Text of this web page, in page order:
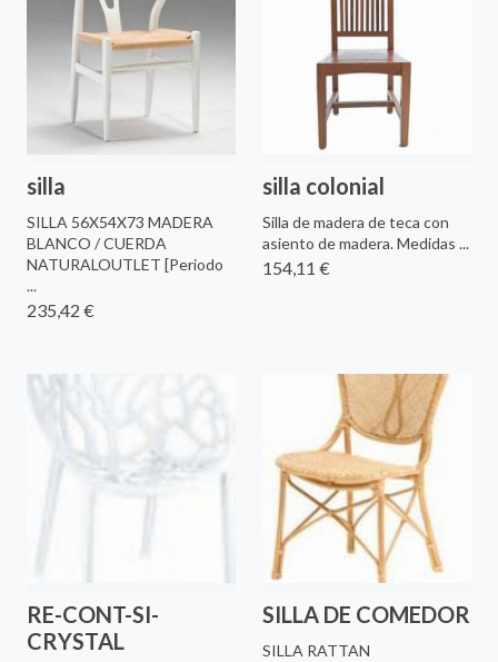
silla
SILLA 56X54X73 MADERA
BLANCO / CUERDA
NATURALOUTLET [Periodo
...
235,42 €
silla colonial
Silla de madera de teca con
asiento de madera. Medidas ...
154,11 €
RE-CONT-SI-
CRYSTAL
SILLA DE COMEDOR
SILLA RATTAN